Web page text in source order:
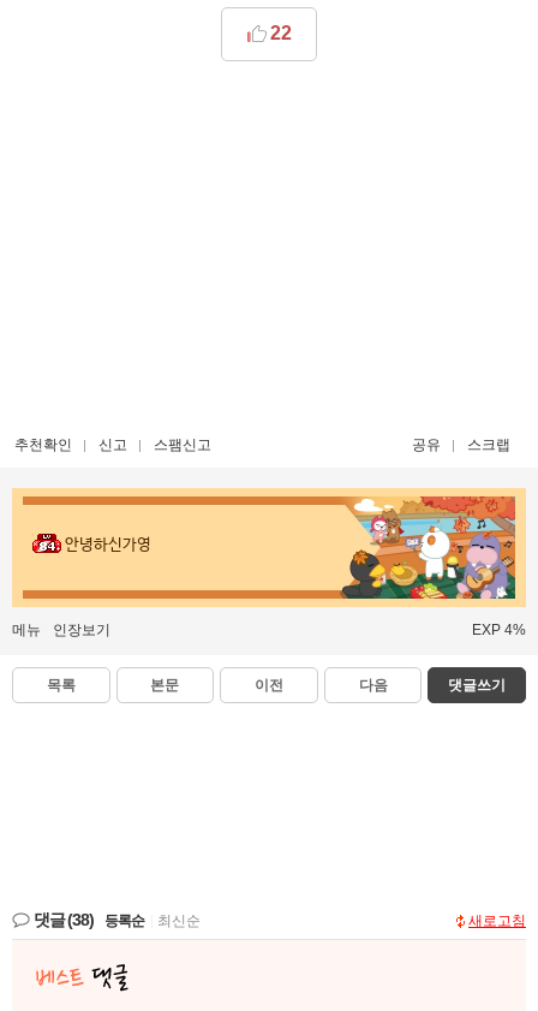
22
추천확인 신고 스팸신고 공유 스크랩
안녕하신가영
메뉴 인장보기 EXP 4%
목록 본문 이전 다음 댓글쓰기
댓글(38) 등록순 최신순 새로고침